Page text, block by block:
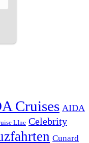
Cruises AIDA
LIne Celebrity
Cunard